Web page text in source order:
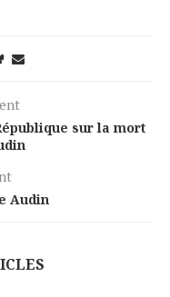
sur la mort
Audin